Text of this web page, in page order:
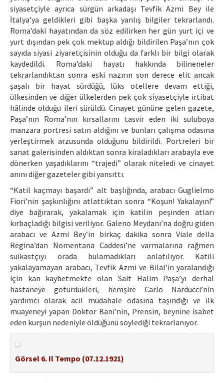
siyasetçiyle ayrıca sürgün arkadaşı Tevfik Azmi Bey ile
İtalya’ya geldikleri gibi başka yanlış bilgiler tekrarlandı.
Roma’daki hayatından da söz edilirken her gün yurt içi ve
yurt dışından pek çok mektup aldığı bildirilen Paşa’nın çok
sayıda siyasi ziyaretçisinin olduğu da farklı bir bilgi olarak
kaydedildi. Roma’daki hayatı hakkında bilineneler
tekrarlandıktan sonra eski nazırın son derece elit ancak
şaşalı bir hayat sürdüğü, lüks otellere devam ettiği,
ülkesinden ve diğer ülkelerden pek çok siyasetçiyle irtibat
hâlinde olduğu ileri sürüldü. Cinayet gününe gelen gazete,
Paşa’nın Roma’nın kırsallarını tasvir eden iki suluboya
manzara portresi satın aldığını ve bunları çalışma odasına
yerleştirmek arzusunda olduğunu bildirildi. Portreleri bir
sanat galerisinden aldıktan sonra kiraladıkları arabayla eve
dönerken yaşadıklarını “trajedi” olarak niteledi ve cinayet
anını diğer gazeteler gibi yansıttı.
“Katil kaçmayı başardı” alt başlığında, arabacı Guglielmo
Fiori’nin şaşkınlığını atlattıktan sonra “Koşun! Yakalayın!”
diye bağırarak, yakalamak için katilin peşinden atları
kırbaçladığı bilgisi veriliyor. Galeno Meydanı’na doğru giden
arabacı ve Azmi Bey’in birkaç dakika sonra Viale della
Regina’dan Nomentana Caddesi’ne varmalarına rağmen
suikastçıyı orada bulamadıkları anlatılıyor. Katili
yakalayamayan arabacı, Tevfik Azmi ve Bilal’in yaralandığı
için kan kaybetmekte olan Sait Halim Paşa’yı derhal
hastaneye götürdükleri, hemşire Carlo Narducci’nin
yardımcı olarak acil müdahale odasına taşındığı ve ilk
muayeneyi yapan Doktor Bani’nin, Prensin, beynine isabet
eden kurşun nedeniyle öldüğünü söylediği tekrarlanıyor.
Görsel 6. Il Tempo (07.12.1921)